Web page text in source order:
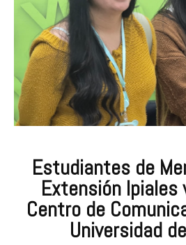
Estudiantes de
Extensión Ipiales
Centro de
Universidad